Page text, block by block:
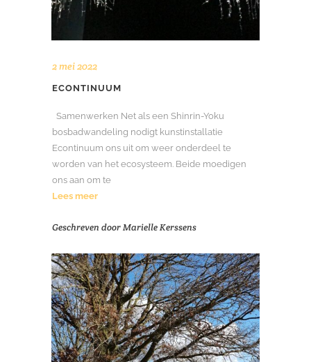
2 mei 2022
ECONTINUUM
Samenwerken Net als een Shinrin-Yoku
bosbadwandeling nodigt kunstinstallatie
Econtinuum ons uit om weer onderdeel te
worden van het ecosysteem. Beide moedigen
ons aan om te
Lees meer
Geschreven doorMarielle Kerssens